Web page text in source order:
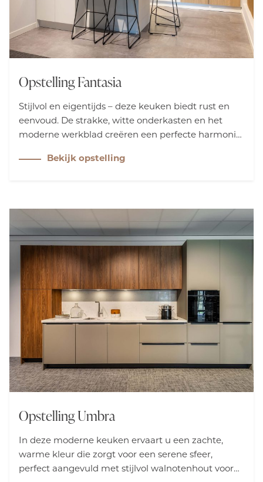
Opstelling Fantasia
Stijlvol en eigentijds – deze keuken biedt rust en
eenvoud. De strakke, witte onderkasten en het
moderne werkblad creëren een perfecte harmonie.
waardoor uw keuken een tijdloze uitstraling krijgt.
Bekijk opstelling
Opstelling Umbra
In deze moderne keuken ervaart u een zachte,
warme kleur die zorgt voor een serene sfeer,
perfect aangevuld met stijlvol walnotenhout voor